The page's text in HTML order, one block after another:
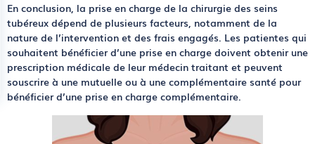
En conclusion, la prise en charge de la chirurgie des seins
tubéreux dépend de plusieurs facteurs, notamment de la
nature de l’intervention et des frais engagés. Les patientes qui
souhaitent bénéficier d’une prise en charge doivent obtenir une
prescription médicale de leur médecin traitant et peuvent
souscrire à une mutuelle ou à une complémentaire santé pour
bénéficier d’une prise en charge complémentaire.